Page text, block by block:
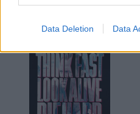
Data Deletion Data
KAPCSOLÓDÓ